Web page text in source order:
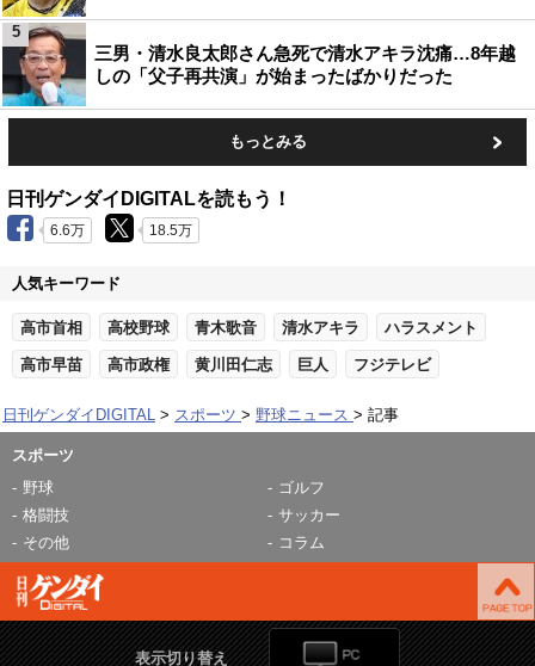
三男・清水良太郎さん急死で清水アキラ沈痛…8年越
しの「父子再共演」が始まったばかりだった
5
もっとみる
日刊ゲンダイDIGITALを読もう！
6.6万 18.5万
人気キーワード
高市首相 高校野球 青木歌音 清水アキラ ハラスメント
高市早苗 高市政権 黄川田仁志 巨人 フジテレビ
日刊ゲンダイDIGITAL スポーツ 野球ニュース 記事
スポーツ
野球
ゴルフ
格闘技
サッカー
その他
コラム
表示切り替え